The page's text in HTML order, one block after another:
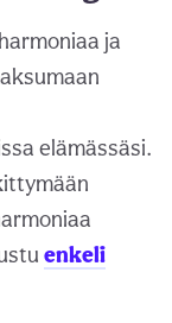
ja
elämässäsi.
enkeli